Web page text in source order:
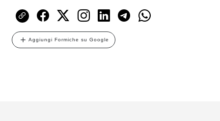
Aggiungi Formiche su Google